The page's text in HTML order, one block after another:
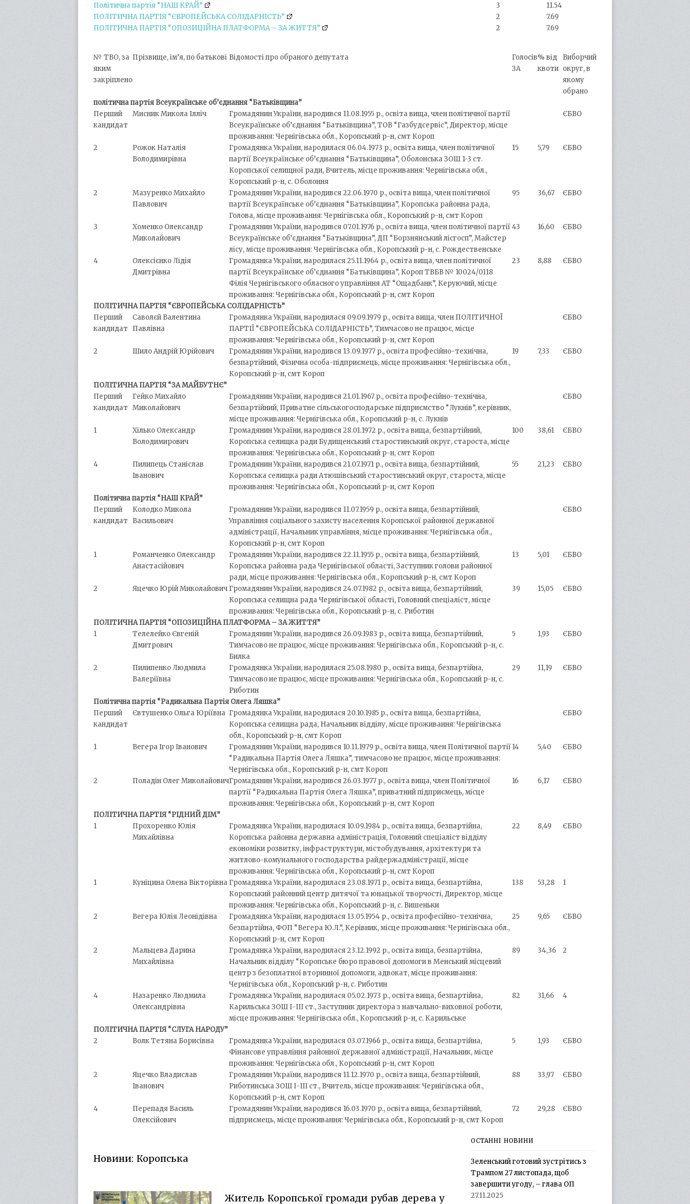
Політична партія “НАШ КРАЙ”
3
11.54
ПОЛІТИЧНА ПАРТІЯ “ЄВРОПЕЙСЬКА СОЛІДАРНІСТЬ”
2
7.69
ПОЛІТИЧНА ПАРТІЯ “ОПОЗИЦІЙНА ПЛАТФОРМА – ЗА ЖИТТЯ”
2 7.69
№ ТВО, за
яким
закріплено
Прізвище, ім’я, по батькові Відомості про обраного депутата
Голосів
ЗА
% від
квоти
Виборчий
округ, в
якому
обрано
політична партія Всеукраїнське об’єднання “Батьківщина”
Перший
кандидат
Мисник Микола Ілліч
Громадянин України, народився 11.08.1955 р., освіта вища, член політичної партії
Всеукраїнське об’єднання “Батьківщина”, ТОВ “Газбудсервіс”, Директор, місце
проживання: Чернігівська обл., Коропський р-н, смт Короп
ЄБВО
2
Рожок Наталія
Володимирівна
Громадянка України, народилася 06.04.1973 р., освіта вища, член політичної
партії Всеукраїнське об’єднання “Батьківщина”, Оболонська ЗОШ 1-3 ст.
Коропської селищної ради, Вчитель, місце проживання: Чернігівська обл.,
Коропський р-н, с. Оболоння
15 5,79 ЄБВО
2
Мазуренко Михайло
Павлович
Громадянин України, народився 22.06.1970 р., освіта вища, член політичної
партії Всеукраїнське об’єднання “Батьківщина”, Коропська районна рада,
Голова, місце проживання: Чернігівська обл., Коропський р-н, смт Короп
95 36,67 ЄБВО
3
Хоменко Олександр
Миколайович
Громадянин України, народився 07.01.1976 р., освіта вища, член політичної партії
Всеукраїнське об’єднання “Батьківщина”, ДП “Борзнянський лісгосп”, Майстер
лісу, місце проживання: Чернігівська обл., Коропський р-н, с. Рождественське
43 16,60 ЄБВО
4
Олексієнко Лідія
Дмитрівна
Громадянка України, народилася 25.11.1964 р., освіта вища, член політичної
партії Всеукраїнське об’єднання “Батьківщина”, Короп ТВБВ № 10024/0118
Філія Чернігівського обласного управління АТ “Ощадбанк”, Керуючий, місце
проживання: Чернігівська обл., Коропський р-н, смт Короп
23 8,88 ЄБВО
ПОЛІТИЧНА ПАРТІЯ “ЄВРОПЕЙСЬКА СОЛІДАРНІСТЬ”
Перший
кандидат
Саволєй Валентина
Павлівна
Громадянка України, народилася 09.09.1979 р., освіта вища, член ПОЛІТИЧНОЇ
ПАРТІЇ “ЄВРОПЕЙСЬКА СОЛІДАРНІСТЬ”, Тимчасово не працює, місце
проживання: Чернігівська обл., Коропський р-н, смт Короп
ЄБВО
2 Шило Андрій Юрійович
Громадянин України, народився 13.09.1977 р., освіта професійно-технічна,
безпартійний, Фізична особа-підприємець, місце проживання: Чернігівська обл.,
Коропський р-н, смт Короп
19 7,33 ЄБВО
ПОЛІТИЧНА ПАРТІЯ “ЗА МАЙБУТНЄ”
Перший
кандидат
Гейко Михайло
Миколайович
Громадянин України, народився 21.01.1967 р., освіта професійно-технічна,
безпартійний, Приватне сільськогосподарське підприємство “Лукнів”, керівник,
місце проживання: Чернігівська обл., Коропський р-н, с. Лукнів
ЄБВО
1
Хілько Олександр
Володимирович
Громадянин України, народився 28.01.1972 р., освіта вища, безпартійний,
Коропська селищка ради Будищенський старостинський округ, староста, місце
проживання: Чернігівська обл., Коропський р-н, смт Короп
100 38,61 ЄБВО
4
Пилипець Станіслав
Іванович
Громадянин України, народився 21.07.1971 р., освіта вища, безпартійний,
Коропська селищка ради Атюшівський старостинський округ, староста, місце
проживання: Чернігівська обл., Коропський р-н, смт Короп
55 21,23 ЄБВО
Політична партія “НАШ КРАЙ”
Перший
кандидат
Колодко Микола
Васильович
Громадянин України, народився 11.07.1959 р., освіта вища, безпартійний,
Управління соціального захисту населення Коропської районної державної
адміністрації, Начальник управління, місце проживання: Чернігівська обл.,
Коропський р-н, смт Короп
ЄБВО
1
Романченко Олександр
Анастасійович
Громадянин України, народився 22.11.1955 р., освіта вища, безпартійний,
Коропська районна рада Чернігівської області, Заступник голови районної
ради, місце проживання: Чернігівська обл., Коропський р-н, смт Короп
13 5,01 ЄБВО
2 Яцечко Юрій МиколайовичГромадянин України, народився 24.07.1982 р., освіта вища, безпартійний,
Коропська селищна рада Чернігівської області, Головний спеціаліст, місце
проживання: Чернігівська обл., Коропський р-н, с. Риботин
39 15,05 ЄБВО
ПОЛІТИЧНА ПАРТІЯ “ОПОЗИЦІЙНА ПЛАТФОРМА – ЗА ЖИТТЯ”
1
Телелейко Євгеній
Дмитрович
Громадянин України, народився 26.09.1983 р., освіта вища, безпартійний,
Тимчасово не працює, місце проживання: Чернігівська обл., Коропський р-н, с.
Билка
5 1,93 ЄБВО
2
Пилипенко Людмила
Валеріївна
Громадянка України, народилася 25.08.1980 р., освіта вища, безпартійна,
Тимчасово не працює, місце проживання: Чернігівська обл., Коропський р-н, с.
Риботин
29 11,19 ЄБВО
Політична партія “Радикальна Партія Олега Ляшка”
Перший
кандидат
Євтушенко Ольга Юріївна Громадянка України, народилася 20.10.1985 р., освіта вища, безпартійна,
Коропська селищна рада, Начальник відділу, місце проживання: Чернігівська
обл., Коропський р-н, смт Короп
ЄБВО
1 Вегера Ігор Іванович
Громадянин України, народився 10.11.1979 р., освіта вища, член Політичної партії
“Радикальна Партія Олега Ляшка”, тимчасово не працює, місце проживання:
Чернігівська обл., Коропський р-н, смт Короп
14 5,40 ЄБВО
2 Поладін Олег МиколайовичГромадянин України, народився 26.03.1977 р., освіта вища, член Політичної
партії “Радикальна Партія Олега Ляшка”, приватний підприємець, місце
проживання: Чернігівська обл., Коропський р-н, смт Короп
16 6,17 ЄБВО
ПОЛІТИЧНА ПАРТІЯ “РІДНИЙ ДІМ”
1
Прохоренко Юлія
Михайлівна
Громадянка України, народилася 10.09.1984 р., освіта вища, безпартійна,
Коропська районна державна адміністрація, Головний спеціаліст відділу
економіки розвитку, інфраструктури, містобудування, архітектури та
житлово-комунального господарства райдержадміністрації, місце
проживання: Чернігівська обл., Коропський р-н, смт Короп
22 8,49 ЄБВО
1 Куніцина Олена ВікторівнаГромадянка України, народилася 23.08.1971 р., освіта вища, безпартійна,
Коропський районний центр дитячої та юнацької творчості, Директор, місце
проживання: Чернігівська обл., Коропський р-н, с. Вишеньки
138 53,28 1
2 Вегера Юлія Леонідівна
Громадянка України, народилася 13.05.1954 р., освіта професійно-технічна,
безпартійна, ФОП “Вегера Ю.Л.”, Керівник, місце проживання: Чернігівська обл.,
Коропський р-н, смт Короп
25 9,65 ЄБВО
2
Мальцева Дарина
Михайлівна
Громадянка України, народилася 23.12.1992 р., освіта вища, безпартійна,
Начальник відділу “Коропське бюро правової допомоги в Менський місцевий
центр з безоплатної вторинної допомоги, адвокат, місце проживання:
Чернігівська обл., Коропський р-н, с. Риботин
89 34,36 2
4
Назаренко Людмила
Олександрівна
Громадянка України, народилася 05.02.1973 р., освіта вища, безпартійна,
Карильська ЗОШ І-ІІІ ст., Заступник директора з навчально-виховної роботи,
місце проживання: Чернігівська обл., Коропський р-н, с. Карильське
82 31,66 4
ПОЛІТИЧНА ПАРТІЯ “СЛУГА НАРОДУ”
2
Волк Тетяна Борисівна
Громадянка України, народилася 03.07.1966 р., освіта вища, безпартійна,
Фінансове управління районної державної адміністрації, Начальник, місце
проживання: Чернігівська обл., Коропський р-н, смт Короп
5 1,93 ЄБВО
2
Яцечко Владислав
Іванович
Громадянин України, народився 11.12.1970 р., освіта вища, безпартійний,
Риботинська ЗОШ І-ІІІ ст., Вчитель, місце проживання: Чернігівська обл.,
Коропський р-н, смт Короп
88 33,97 ЄБВО
4
Перепадя Василь
Олексійович
Громадянин України, народився 16.03.1970 р., освіта вища, безпартійний,
підприємець, місце проживання: Чернігівська обл., Коропський р-н, смт Короп
72 29,28 ЄБВО
ОСТАННІ НОВИНИ
Зеленський готовий зустрітись з
Трампом 27 листопада, щоб
завершити угоду, – глава ОП
27.11.2025
Новини: Коропська
Житель Коропської громади рубав дерева у